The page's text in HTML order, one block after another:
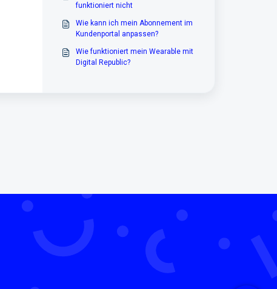
funktioniert nicht
Wie kann ich mein Abonnement im
Kundenportal anpassen?
Wie funktioniert mein Wearable mit
Digital Republic?